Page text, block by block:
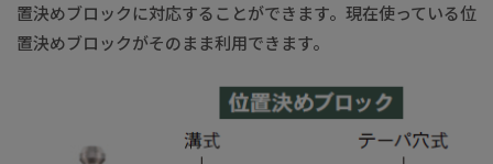
置決めブロックに対応することができます。現在使っている位
置決めブロックがそのまま利用できます。